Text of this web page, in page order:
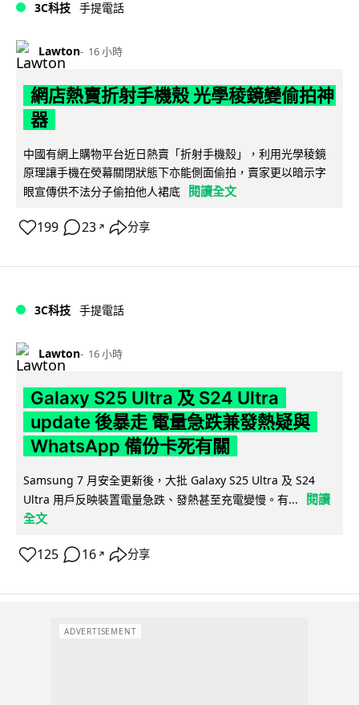
3C科技 手提電話
Lawton 16 小時
網店熱賣折射手機殼 光學稜鏡變偷拍神
器
中國有網上購物平台近日熱賣「折射手機殼」，利用光學稜鏡
原理讓手機在熒幕關閉狀態下亦能側面偷拍，賣家更以暗示字
眼宣傳供不法分子偷拍他人裙底 閱讀全文
199 23 ↗ 分享
3C科技 手提電話
Lawton 16 小時
Galaxy S25 Ultra 及 S24 Ultra
update 後暴走 電量急跌兼發熱疑與
WhatsApp 備份卡死有關
Samsung 7 月安全更新後，大批 Galaxy S25 Ultra 及 S24
Ultra 用戶反映裝置電量急跌、發熱甚至充電變慢。有...
閱讀
全文
125 16 ↗ 分享
ADVERTISEMENT